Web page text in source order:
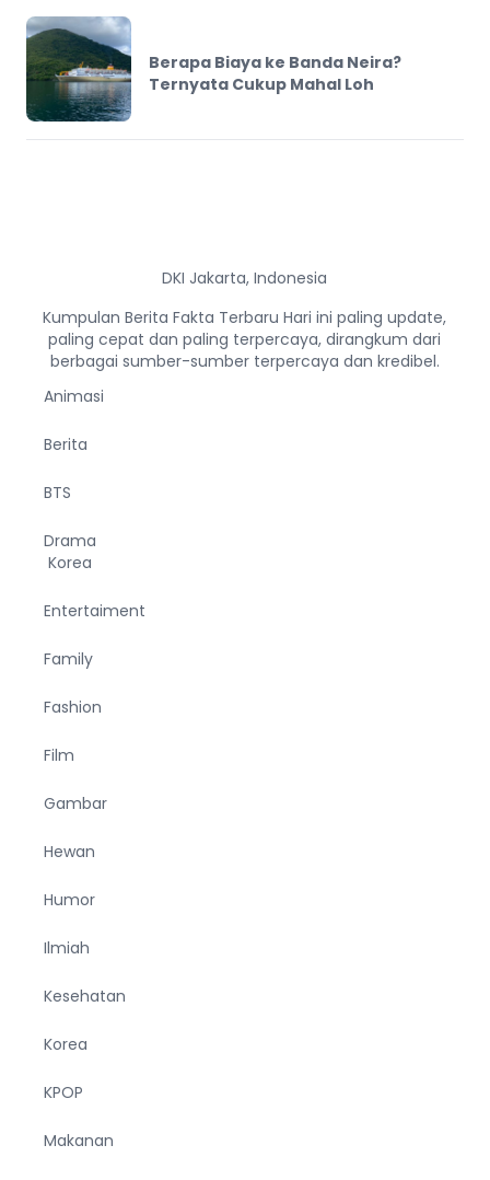
Berapa Biaya ke Banda Neira?
Ternyata Cukup Mahal Loh
DKI Jakarta, Indonesia
Kumpulan Berita Fakta Terbaru Hari ini paling update,
paling cepat dan paling terpercaya, dirangkum dari
berbagai sumber-sumber terpercaya dan kredibel.
Animasi
Berita
BTS
Drama
Korea
Entertaiment
Family
Fashion
Film
Gambar
Hewan
Humor
Ilmiah
Kesehatan
Korea
KPOP
Makanan